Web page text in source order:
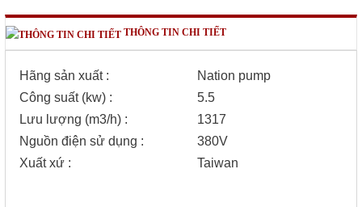
THÔNG TIN CHI TIẾT
Hãng sản xuất :
Nation pump
Công suất (kw) :
5.5
Lưu lượng (m3/h) :
1317
Nguồn điện sử dụng :
380V
Xuất xứ :Taiwan